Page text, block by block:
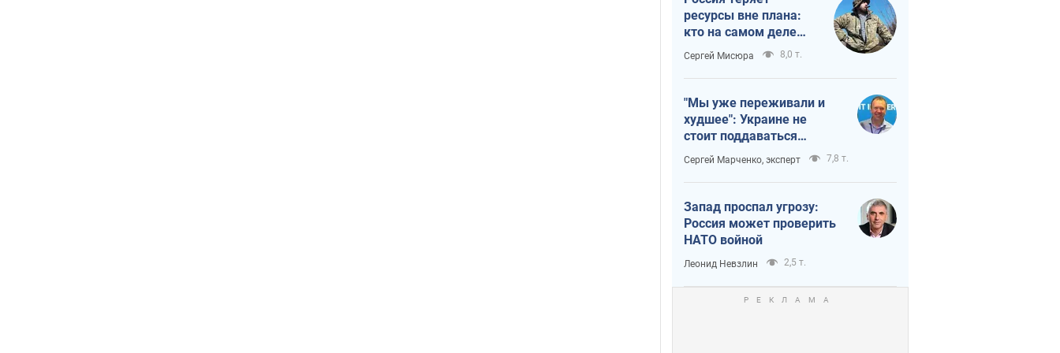
ресурсы вне плана:
кто на самом деле
диктует темп войны
Сергей Мисюра 8,0 т.
"Мы уже переживали и
худшее": Украине не
стоит поддаваться
отчаянию из-за
ракетного террора
Сергей Марченко, эксперт 7,8 т.
Запад проспал угрозу:
Россия может проверить
НАТО войной
Леонид Невзлин 2,5 т.